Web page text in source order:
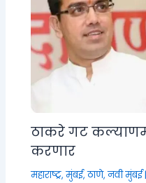
ठाकरे गट
करणार
महाराष्ट्र,मुंबई, ठाणे, नवी मुंबई